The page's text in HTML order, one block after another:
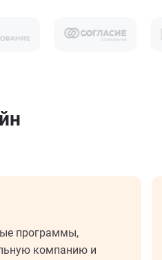
программы,
компанию и